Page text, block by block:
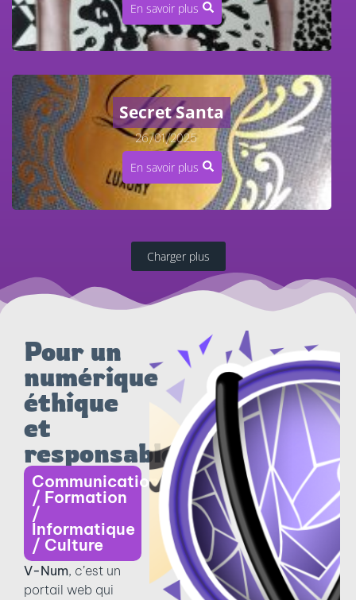
En savoir plus
Secret Santa
26/01/2025/
En savoir plus
Charger plus
Pour un
numérique
éthique
et
responsable
Communication
/ Formation
/
Informatique
/ Culture
V-Num, c’est un
portail web qui
LE
MONDE
DE V
DEVIENT
V-NUM